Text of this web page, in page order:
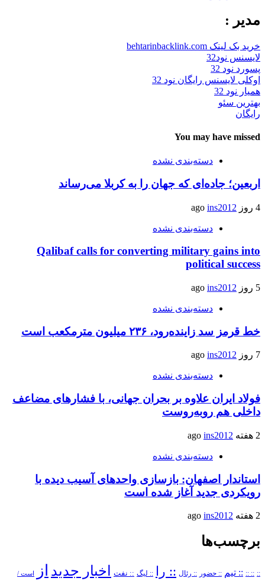
مدیر :
خرید بک لینک behtarinbacklink.com
لایسنس نود32
پسورد نود 32
اوکلی لایسنس رایگان نود 32
همیار نود 32
بهترین سئو
رایگان
You may have missed
دسته‌بندی نشده
اربعین؛ جاده‌ای که جهان را به کربلا می‌رساند
4 روز ago ins2012
دسته‌بندی نشده
Qalibaf calls for converting military gains into
political success
5 روز ago ins2012
دسته‌بندی نشده
خط قرمز سد زاینده‌رود، ۲۳۶ میلیون مترمکعب است
7 روز ago ins2012
دسته‌بندی نشده
فولاد ایران علاوه بر بحران جهانی، با فشارهای مضاعف
داخلی هم روبه‌روست
2 هفته ago ins2012
دسته‌بندی نشده
استاندار اصفهان: بازسازی واحدهای آسیب دیده با
رویکردی جدید آغاز شده است
2 هفته ago ins2012
برچسب‌ها
::
:: :: :: تیم :: حضور :: رئال :: را :: لیگ :: نفت اخبار جدید از است /